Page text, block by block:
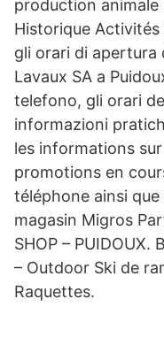
production animale
Historique
gli orari di apertura
Lavaux SA a
telefono, gli orari
informazioni
les informations
promotions en
téléphone ainsi
magasin Migros
SHOP – PUIDOUX.
– Outdoor Ski de
Raquettes.